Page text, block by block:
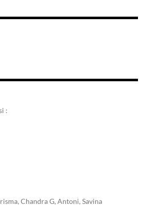
:
Chandra G, Antoni, Savina